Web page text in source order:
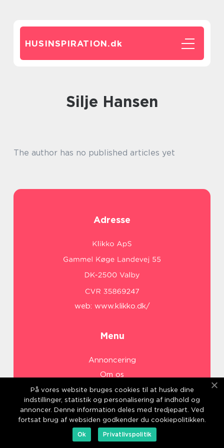
HUSINSPIRATION.dk
Silje Hansen
The author has no published articles yet
Adresse
web: www.klikko.dk/
Menu
Annoncering
Om os
Cookies
Kontakt os
Sitemap
På vores website bruges cookies til at huske dine
indstillinger, statistik og personalisering af indhold og
annoncer. Denne information deles med tredjepart. Ved
fortsat brug af websiden godkender du cookiepolitikken.
Ok
Privatlivspolitik